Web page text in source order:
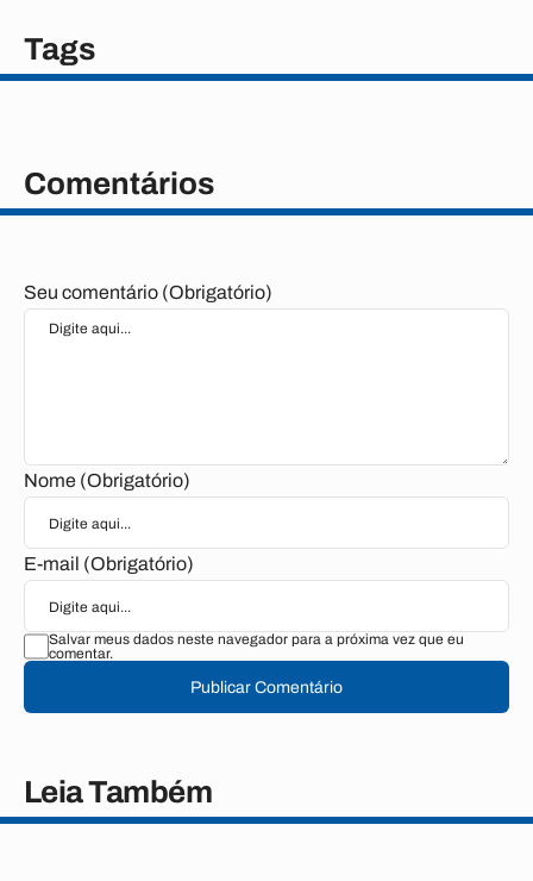
Tags
Comentários
Seu comentário (Obrigatório)
Nome (Obrigatório)
E-mail (Obrigatório)
Salvar meus dados neste navegador para a próxima vez que eu
comentar.
Publicar Comentário
Leia Também